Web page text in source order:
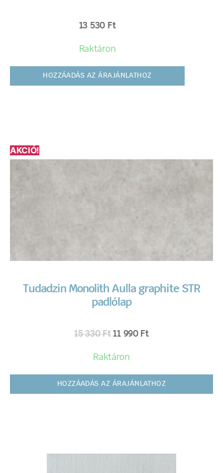
13 530 Ft
Raktáron
HOZZÁADÁS AZ ÁRAJÁNLATHOZ
AKCIÓ!
Tudadzin Monolith Aulla graphite STR
padlólap
15 330Ft 11 990 Ft
Raktáron
HOZZÁADÁS AZ ÁRAJÁNLATHOZ